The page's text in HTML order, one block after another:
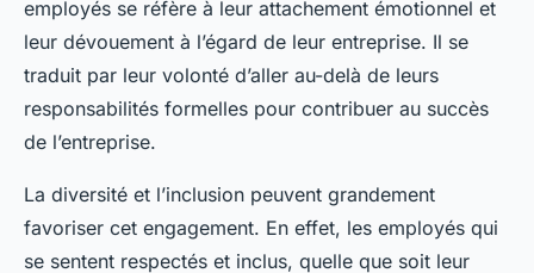
employés se réfère à leur attachement émotionnel et
leur dévouement à l’égard de leur entreprise. Il se
traduit par leur volonté d’aller au-delà de leurs
responsabilités formelles pour contribuer au succès
de l’entreprise.
La diversité et l’inclusion peuvent grandement
favoriser cet engagement. En effet, les employés qui
se sentent respectés et inclus, quelle que soit leur